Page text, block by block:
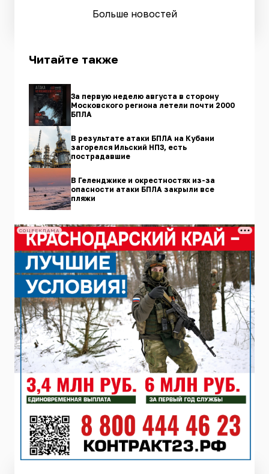
Больше новостей
Читайте также
За первую неделю августа в сторону
Московского региона летели почти 2000
БПЛА
В результате атаки БПЛА на Кубани
загорелся Ильский НПЗ, есть
пострадавшие
В Геленджике и окрестностях из-за
опасности атаки БПЛА закрыли все
пляжи
СОЦРЕКЛАМА